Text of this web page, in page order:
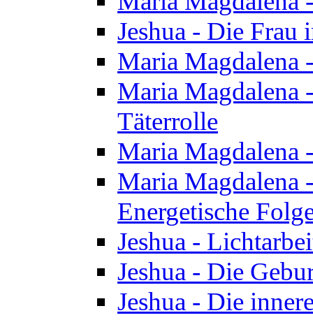
Jeshua - Die Frau
Maria Magdalena
Maria Magdalena
Täterrolle
Maria Magdalena
Maria Magdalena
Energetische
Jeshua -
Jeshua - Die
Jeshua - Die